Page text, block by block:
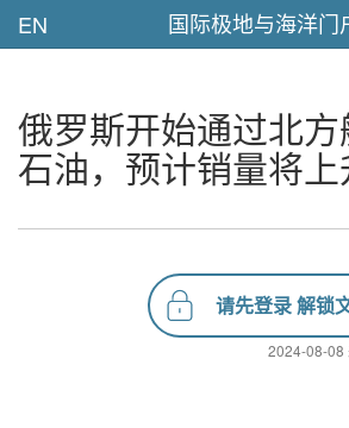
EN 国际极地与海洋门
俄罗斯开始通过北
石油，预计销量将上
请先登录 解锁
2024-08-08